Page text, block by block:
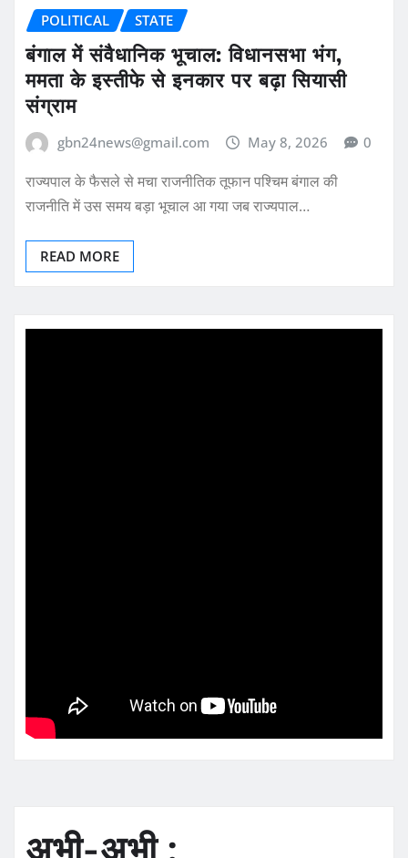
POLITICAL STATE
बंगाल में संवैधानिक भूचाल: विधानसभा भंग,
ममता के इस्तीफे से इनकार पर बढ़ा सियासी
संग्राम
gbn24news@gmail.com May 8, 2026 0
राज्यपाल के फैसले से मचा राजनीतिक तूफान पश्चिम बंगाल की
राजनीति में उस समय बड़ा भूचाल आ गया जब राज्यपाल…
READ MORE
अभी-अभी :